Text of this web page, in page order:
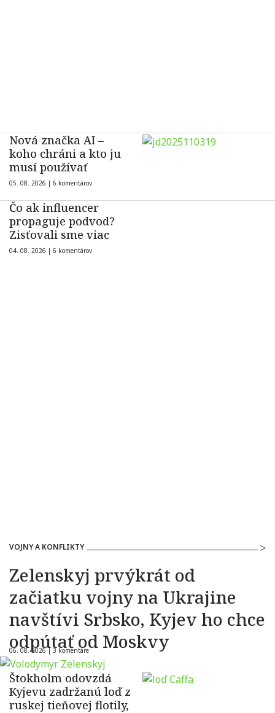
Nová značka AI –
koho chráni a kto ju
musí používať
05. 08. 2026 | 6 komentárov
Čo ak influencer
propaguje podvod?
Zisťovali sme viac
04. 08. 2026 | 6 komentárov
VOJNY A KONFLIKTY
Zelenskyj prvýkrát od
začiatku vojny na Ukrajine
navštívi Srbsko, Kyjev ho chce
odpútať od Moskvy
06. 08. 2026 | 3 komentáre
Štokholm odovzdá
Kyjevu zadržanú loď z
ruskej tieňovej flotily,